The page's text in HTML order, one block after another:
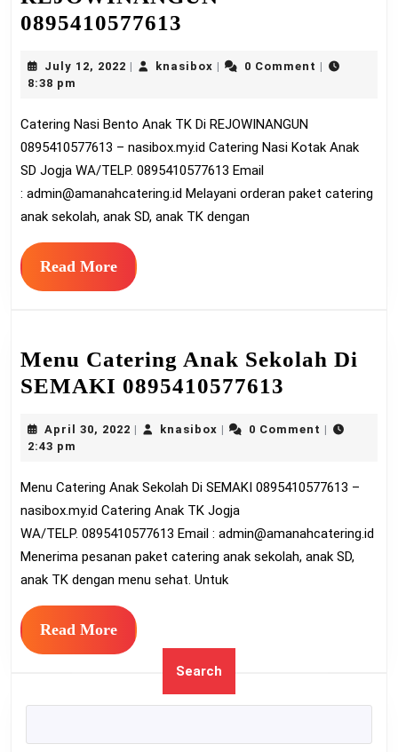
0895410577613
Bento
TK
Di
REJOWINANGUN
0895410577613
July 12, 2022 July
knasiboxknasibox0 Comment
8:38 pm
Catering Nasi Bento Anak TK Di REJOWINANGUN
0895410577613 – nasibox.my.id Catering Nasi Kotak Anak
SD Jogja WA/TELP. 0895410577613 Email
: admin@amanahcatering.id Melayani orderan paket catering
anak sekolah, anak SD, anak TK dengan
Read MoreRead
More
Menu Catering Anak Sekolah Di
SEMAKI 0895410577613
Anak
Di
April 30, 2022 Aprilknasiboxknasibox0 Comment
2:43 pm
Menu Catering Anak Sekolah Di SEMAKI 0895410577613 –
nasibox.my.id Catering Anak TK Jogja
WA/TELP. 0895410577613 Email : admin@amanahcatering.id
Menerima pesanan paket catering anak sekolah, anak SD,
anak TK dengan menu sehat. Untuk
Read MoreRead
More
Search